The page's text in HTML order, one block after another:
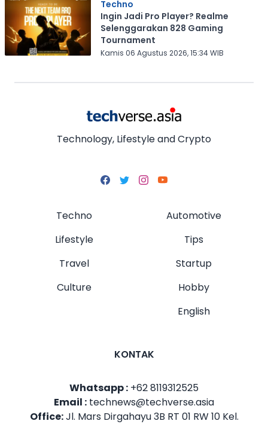
Techno
Ingin Jadi Pro Player? Realme
Selenggarakan 828 Gaming
Tournament
Kamis 06 Agustus 2026, 15:34 WIB
Technology, Lifestyle and Crypto
Techno
Lifestyle
Travel
Culture
Automotive
Tips
Startup
Hobby
English
KONTAK
Whatsapp : +62 8119312525
Email : technews@techverse.asia
Office:Jl. Mars Dirgahayu 3B RT 01 RW 10 Kel.